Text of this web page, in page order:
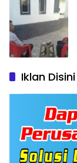
Iklan Disini